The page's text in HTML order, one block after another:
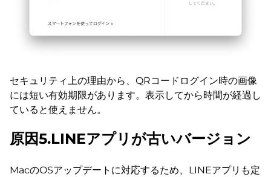
セキュリティ上の理由から、QRコードログイン時の画像
には短い有効期限があります。表示してから時間が経過し
ていると使えません。
原因5.LINEアプリが古いバージョン
MacのOSアップデートに対応するため、LINEアプリも定